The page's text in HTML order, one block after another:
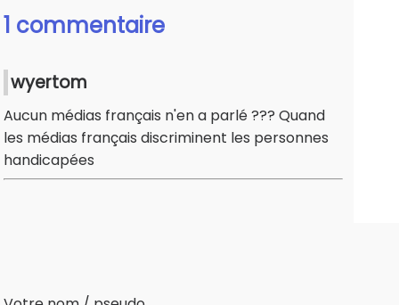
1 commentaire
wyertom
Aucun médias français n'en a parlé ??? Quand
les médias français discriminent les personnes
handicapées